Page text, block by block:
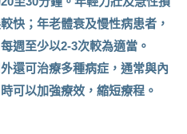
快；年老體衰及慢性病患者，
週至少以2-3次較為適當。
還可治療多種病症，通常與內
可以加強療效，縮短療程。